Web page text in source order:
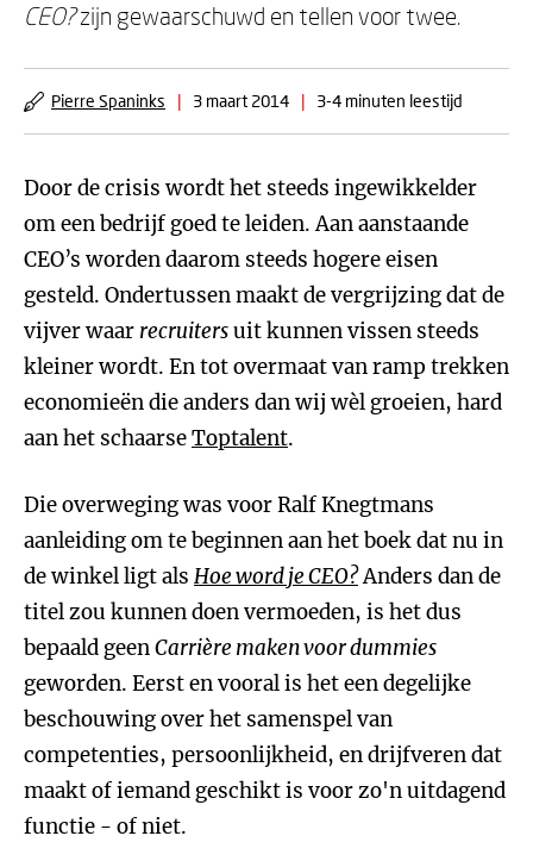
CEO?zijn gewaarschuwd en tellen voor twee.
Pierre Spaninks | 3 maart 2014 | 3-4 minuten leestijd
Door de crisis wordt het steeds ingewikkelder
om een bedrijf goed te leiden. Aan aanstaande
CEO’s worden daarom steeds hogere eisen
gesteld. Ondertussen maakt de vergrijzing dat de
vijver waar recruitersuit kunnen vissen steeds
kleiner wordt. En tot overmaat van ramp trekken
economieën die anders dan wij wèl groeien, hard
aan het schaarseToptalent.
Die overweging was voor Ralf Knegtmans
aanleiding om te beginnen aan het boek dat nu in
de winkel ligt als Hoe word je CEO?Anders dan de
titel zou kunnen doen vermoeden, is het dus
bepaald geenCarrière maken voor dummies
geworden. Eerst en vooral is het een degelijke
beschouwing over het samenspel van
competenties, persoonlijkheid, en drijfveren dat
maakt of iemand geschikt is voor zo'n uitdagend
functie - of niet.